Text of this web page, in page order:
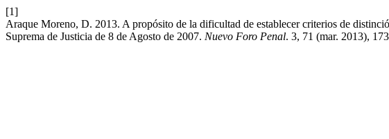
[1]
Araque Moreno, D. 2013. A propósito de la dificultad de establecer criterios de
Suprema de Justicia de 8 de Agosto de 2007. Nuevo Foro Penal. 3, 71 (mar. 2013),